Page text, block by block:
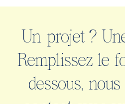
Un projet ?
Remplissez le
dessous,